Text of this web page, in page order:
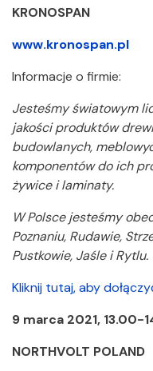
KRONOSPAN
www.kronospan.pl
Informacje o firmie:
Jesteśmy światowym
jakości produktów
budowlanych,
komponentów do ich
żywice i laminaty.
W Polsce jesteśmy
Poznaniu, Rudawie,
Pustkowie, Jaśle i Rytlu.
Kliknij tutaj, aby
9 marca 2021, 13.00-
NORTHVOLT POLAND